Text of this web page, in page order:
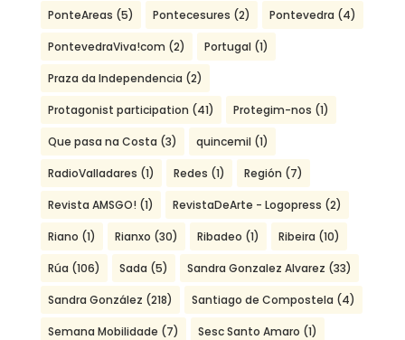
PonteAreas (5) Pontecesures (2) Pontevedra (4)
PontevedraViva!com (2) Portugal (1)
Praza da Independencia (2)
Protagonist participation (41) Protegim-nos (1)
Que pasa na Costa (3) quincemil (1)
RadioValladares (1) Redes (1) Región (7)
Revista AMSGO! (1) RevistaDeArte - Logopress (2)
Riano (1) Rianxo (30) Ribadeo (1) Ribeira (10)
Rúa (106) Sada (5) Sandra Gonzalez Alvarez (33)
Sandra González (218) Santiago de Compostela (4)
Semana Mobilidade (7) Sesc Santo Amaro (1)